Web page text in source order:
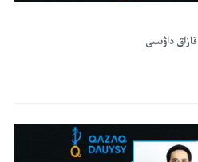
قازاق داۋىسى